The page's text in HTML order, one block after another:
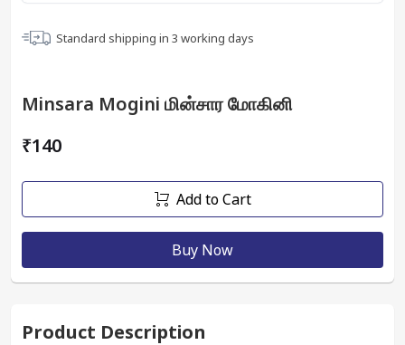
Standard shipping in 3 working days
Minsara Mogini மின்சார மோகினி
₹140
Add to Cart
Buy Now
Product Description